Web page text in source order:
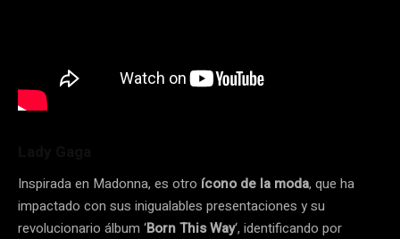
Inspirada en Madonna, es otro ícono de la moda, que ha
impactado con sus inigualables presentaciones y su
revolucionario álbum ‘Born This Way‘, identificando por